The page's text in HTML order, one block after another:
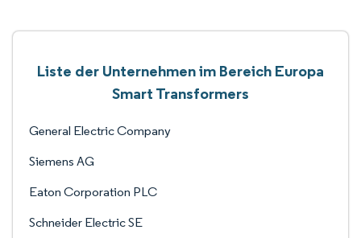
Liste der Unternehmen im Bereich Europa
Smart Transformers
General Electric Company
Siemens AG
Eaton Corporation PLC
Schneider Electric SE